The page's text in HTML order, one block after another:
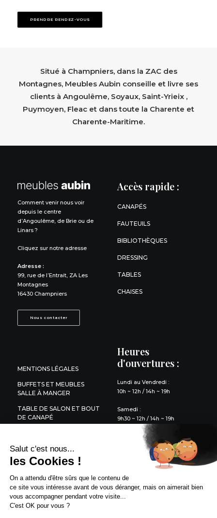
PRENDRE RENDEZ-VOUS
Situé à Champniers, dans la ZAC des
Montagnes, Meubles Aubin conseille et livre ses
clients à Angoulême, Soyaux, Saint-Yrieix ,
Puymoyen, Fleac et dans toute la Charente et
Charente-Maritime.
Comment venir nous voir
depuis le centre
d’Angoulême, de Brie ou de
Linars ?
Cliquez sur notre adresse
Adresse :
99, rue de l’Entrait, ZA Les
Montagnes
16430 Champniers
Nous contacter
Accès rapide :
CANAPÉS
FAUTEUILS
BIBLIOTHÈQUES
DRESSING
TABLES
CHAISES
MENTIONS LÉGALES
BUFFETS ET MEUBLES
SALLE À MANGER
TABLE DE SALON ET BOUT
DE CANAPÉ
LITERIE
Heures
d'ouvertures :
Lundi au Vendredi :
10h ~ 12h / 14h ~ 19h
Samedi :
9h30 ~ 12h / 14h ~ 19h
Salut c'est nous...
les Cookies !
On a attendu d'être sûrs que le contenu de
ce site vous intéresse avant de vous déranger, mais on aimerait bien
vous accompagner pendant votre visite...
C'est OK pour vous ?